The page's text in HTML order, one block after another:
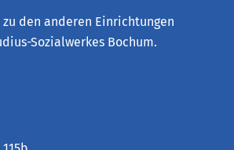
den anderen Einrichtungen
Sozialwerkes Bochum.